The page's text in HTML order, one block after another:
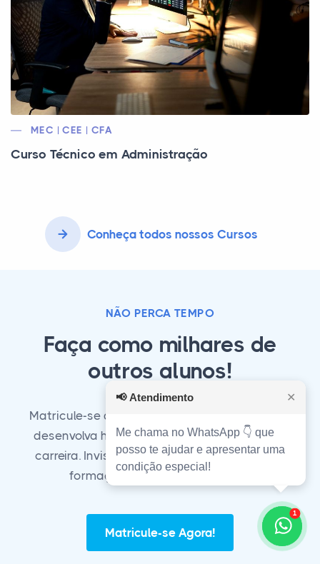
MEC | CEE | CFA
Curso Técnico em Administração
Conheça todos nossos Cursos
NÃO PERCA TEMPO
Faça como milhares de
outros alunos!
Matricule-se agora em nosso curso técnico e
desenvolva habilidades essenciais para sua
carreira. Invista em seu futuro com a melhor
formação técnica do mercado!
Matricule-se Agora!
1
📢 Atendimento ✕
Me chama no WhatsApp 👇 que
posso te ajudar e apresentar uma
condição especial!